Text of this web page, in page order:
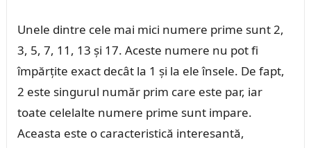
Unele dintre cele mai mici numere prime sunt 2,
3, 5, 7, 11, 13 și 17. Aceste numere nu pot fi
împărțite exact decât la 1 și la ele însele. De fapt,
2 este singurul număr prim care este par, iar
toate celelalte numere prime sunt impare.
Aceasta este o caracteristică interesantă,